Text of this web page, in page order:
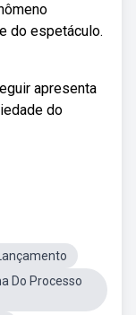
do espetáculo.
apresenta
do
Do Processo